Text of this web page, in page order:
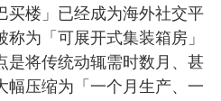
买楼」已经成为海外社交平
为「可展开式集装箱房」
是将传统动辄需时数月、甚
幅压缩为「一个月生产、一